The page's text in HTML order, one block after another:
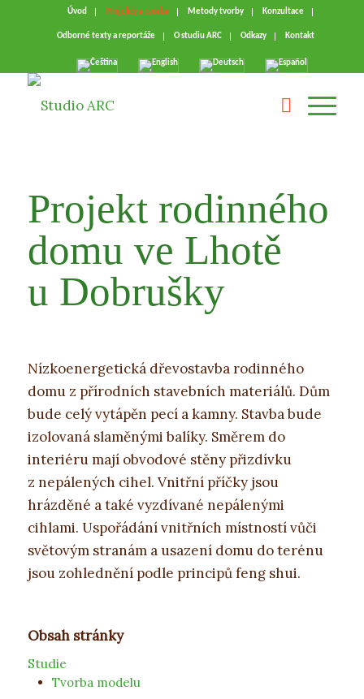
Úvod Projekty a tvorba Metody tvorby Konzultace
Odborné texty a reportáže O studiu ARC Odkazy Kontakt
Projekt rodinného
domu ve Lhotě
u Dobrušky
Nízkoenergetická dřevostavba rodinného
domu z přírodních stavebních materiálů. Dům
bude celý vytápěn pecí a kamny. Stavba bude
izolovaná slaměnými balíky. Směrem do
interiéru mají obvodové stěny přizdívku
z nepálených cihel. Vnitřní příčky jsou
hrázděné a také vyzdívané nepálenými
cihlami. Uspořádání vnitřních místností vůči
světovým stranám a usazení domu do terénu
jsou zohlednění podle principů feng shui.
Studie
Tvorba modelu